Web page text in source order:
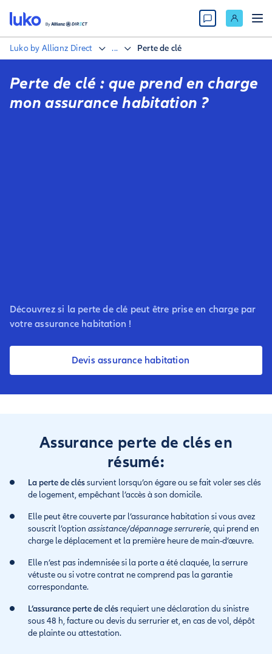
Luko by Allianz Direct ... Perte de clé
Perte de clé : que prend en charge
mon assurance habitation ?
Découvrez si la perte de clé peut être prise en charge par
votre assurance habitation !
Devis assurance habitation
Assurance perte de clés en
résumé:
La perte de cléssurvient lorsqu’on égare ou se fait voler ses clés
de logement, empêchant l’accès à son domicile.
Elle peut être couverte par l’assurance habitation si vous avez
souscrit l’option assistance/dépannage serrurerie, qui prend en
charge le déplacement et la première heure de main-d’œuvre.
Elle n’est pas indemnisée si la porte a été claquée, la serrure
vétuste ou si votre contrat ne comprend pas la garantie
correspondante.
L’assurance perte de clés requiert une déclaration du sinistre
sous 48 h, facture ou devis du serrurier et, en cas de vol, dépôt
de plainte ou attestation.